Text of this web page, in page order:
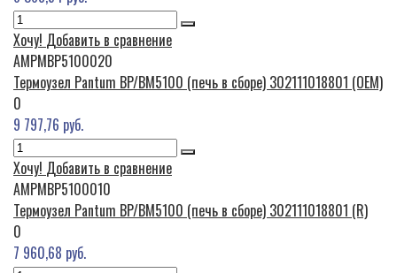
Хочу! Добавить в сравнение
AMPMBP5100020
Термоузел Pantum BP/BM5100 (печь в сборе) 302111018801 (OEM)
0
9 797,76 руб.
Хочу! Добавить в сравнение
AMPMBP5100010
Термоузел Pantum BP/BM5100 (печь в сборе) 302111018801 (R)
0
7 960,68 руб.